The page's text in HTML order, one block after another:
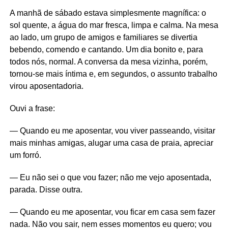
A manhã de sábado estava simplesmente magnífica: o
sol quente, a água do mar fresca, limpa e calma. Na mesa
ao lado, um grupo de amigos e familiares se divertia
bebendo, comendo e cantando. Um dia bonito e, para
todos nós, normal. A conversa da mesa vizinha, porém,
tornou-se mais íntima e, em segundos, o assunto trabalho
virou aposentadoria.
Ouvi a frase:
— Quando eu me aposentar, vou viver passeando, visitar
mais minhas amigas, alugar uma casa de praia, apreciar
um forró.
— Eu não sei o que vou fazer; não me vejo aposentada,
parada. Disse outra.
— Quando eu me aposentar, vou ficar em casa sem fazer
nada. Não vou sair, nem esses momentos eu quero; vou